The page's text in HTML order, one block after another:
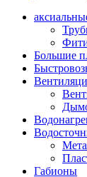
Большие
Габионы